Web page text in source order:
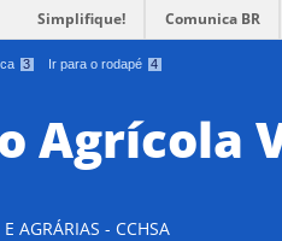
3 Ir para o rodapé 4
Simplifique! Comunica BR
Agrícola
AGRÁRIAS - CCHSA